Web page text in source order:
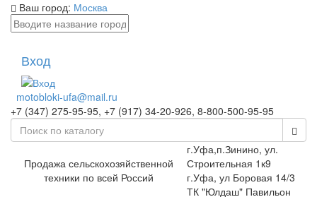
Ваш город: Москва
Вход
motobloki-ufa@mail.ru
+7 (347) 275-95-95, +7 (917) 34-20-926, 8-800-500-95-95
Продажа сельскохозяйственной
техники по всей Россий
г.Уфа,п.Зинино, ул.
Строительная 1к9
г.Уфа, ул Боровая 14/3
ТК "Юлдаш" Павильон